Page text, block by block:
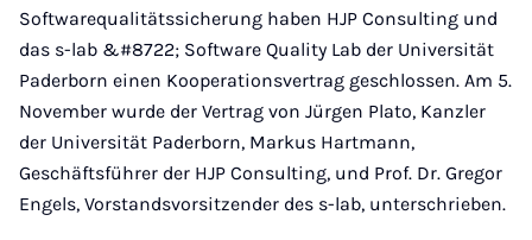
Softwarequalitätssicherung haben HJP Consulting und
das s-lab &#8722; Software Quality Lab der Universität
Paderborn einen Kooperationsvertrag geschlossen. Am 5.
November wurde der Vertrag von Jürgen Plato, Kanzler
der Universität Paderborn, Markus Hartmann,
Geschäftsführer der HJP Consulting, und Prof. Dr. Gregor
Engels, Vorstandsvorsitzender des s-lab, unterschrieben.